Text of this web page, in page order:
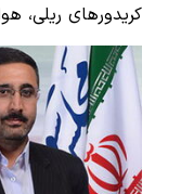
کریدورهای ریلی،